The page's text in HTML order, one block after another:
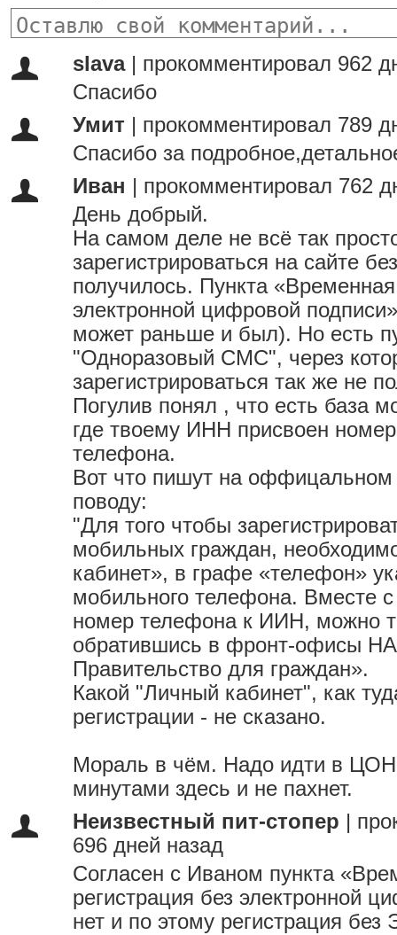
slava| прокомментировал 962
Спасибо
Умит
прокомментировал 789
Спасибо за
Иван
прокомментировал 762
День добрый.
На самом деле не всё так
зарегистрироваться на сайте
получилось. Пункта
электронной цифровой
может раньше и был). Но есть
"Одноразовый СМС", через
зарегистрироваться так же не
Погулив понял , что есть база
где твоему ИНН присвоен
телефона.
Вот что пишут на оффицальном
поводу:
"Для того чтобы
мобильных граждан,
кабинет», в графе «телефон»
мобильного телефона. Вместе
номер телефона к ИИН, можно
обратившись в фронт-офисы
Правительство для граждан».
Какой "Личный кабинет", как
регистрации - не сказано.
Мораль в чём. Надо идти в
минутами здесь и не пахнет.
Неизвестный пит-стопер
696 дней назад
Согласен с Иваном пункта
регистрация без электронной
нет и по этому регистрация